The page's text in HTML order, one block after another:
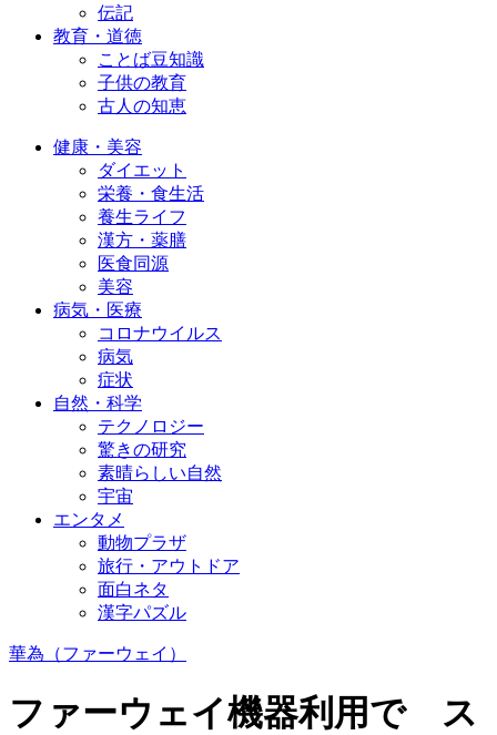
伝記
教育・道徳
ことば豆知識
子供の教育
古人の知恵
健康・美容
ダイエット
栄養・食生活
養生ライフ
漢方・薬膳
医食同源
美容
病気・医療
コロナウイルス
病気
症状
自然・科学
テクノロジー
驚きの研究
素晴らしい自然
宇宙
エンタメ
動物プラザ
旅行・アウトドア
面白ネタ
漢字パズル
華為（ファーウェイ）
ファーウェイ機器利用で ス